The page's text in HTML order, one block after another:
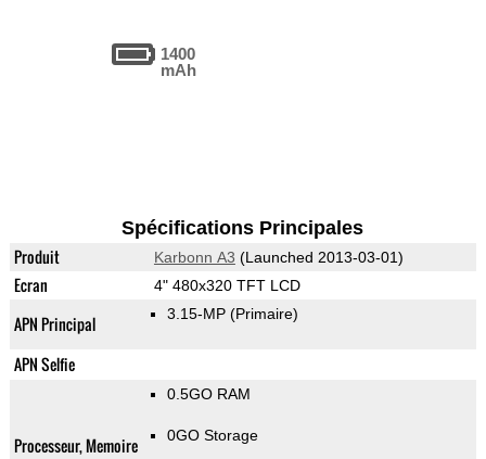
1400
mAh
Spécifications Principales
Produit Karbonn A3 (Launched 2013-03-01)
Ecran 4" 480x320 TFT LCD
APN Principal 3.15-MP (Primaire)
APN Selfie
Processeur, Memoire
0.5GO RAM
0GO Storage